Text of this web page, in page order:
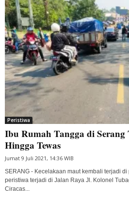
Peristiwa
Ibu Rumah Tangga di
Hingga Tewas
Jumat 9 Juli 2021, 14:36 WIB
SERANG - Kecelakaan maut kembali terjadi
peristiwa terjadi di Jalan Raya Jl. Kolonel
Ciracas...